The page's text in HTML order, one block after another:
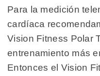
Para la medición
cardíaca
Vision Fitness Polar
entrenamiento más
Entonces el Vision